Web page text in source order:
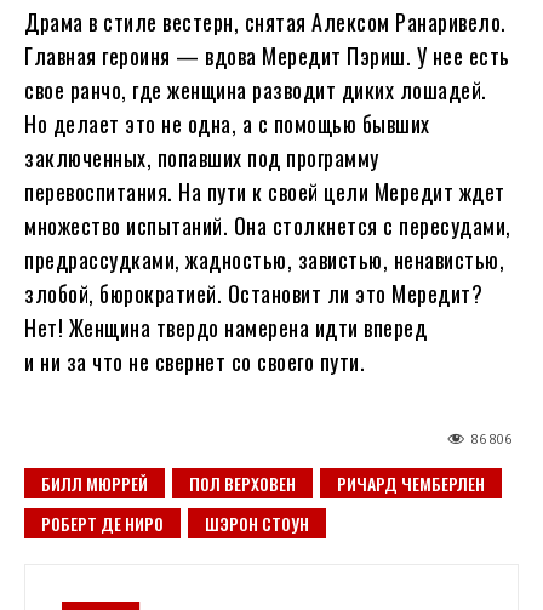
Драма в стиле вестерн, снятая Алексом Ранаривело.
Главная героиня — вдова Мередит Пэриш. У нее есть
свое ранчо, где женщина разводит диких лошадей.
Но делает это не одна, а с помощью бывших
заключенных, попавших под программу
перевоспитания. На пути к своей цели Мередит ждет
множество испытаний. Она столкнется с пересудами,
предрассудками, жадностью, завистью, ненавистью,
злобой, бюрократией. Остановит ли это Мередит?
Нет! Женщина твердо намерена идти вперед
и ни за что не свернет со своего пути.
86 806
БИЛЛ МЮРРЕЙ ПОЛ ВЕРХОВЕН
РИЧАРД ЧЕМБЕРЛЕН
РОБЕРТ ДЕ НИРО
ШЭРОН СТОУН